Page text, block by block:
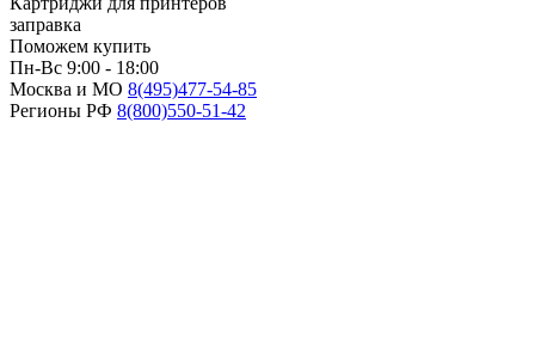
заправка
Поможем купить
Пн-Вс 9:00 - 18:00
Москва и МО 8(495)477-54-85
Регионы РФ 8(800)550-51-42